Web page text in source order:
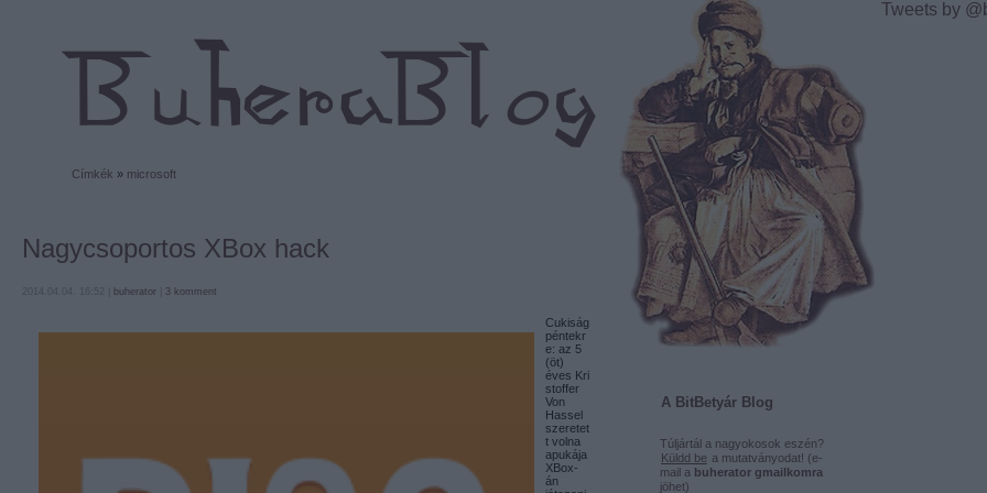
Tweets by
A BitBetyár Blog
Túljártál a nagyokosok eszén?
Küldd be a mutatványodat! (e-
mail a buherator gmailkomra
jöhet)
Címkék » microsoft
Nagycsoportos XBox hack
buherator 3 komment
Cukiság
péntekr
e: az 5
(öt)
éves Kri
stoffer
Von
Hassel
szeretet
t volna
apukája
XBox-
án